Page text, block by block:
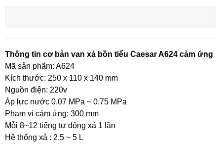
Thông tin cơ bản van xả bồn tiểu Caesar A624 cảm ứng
Mã sản phẩm: A624
Kích thước: 250 x 110 x 140 mm
Nguồn điện: 220v
Áp lực nước 0.07 MPa ~ 0.75 MPa
Phạm vi cảm ứng: 300 mm
Mỗi 8~12 tiếng tự động xả 1 lần
Hệ thống xả : 2.5 ~ 5 L